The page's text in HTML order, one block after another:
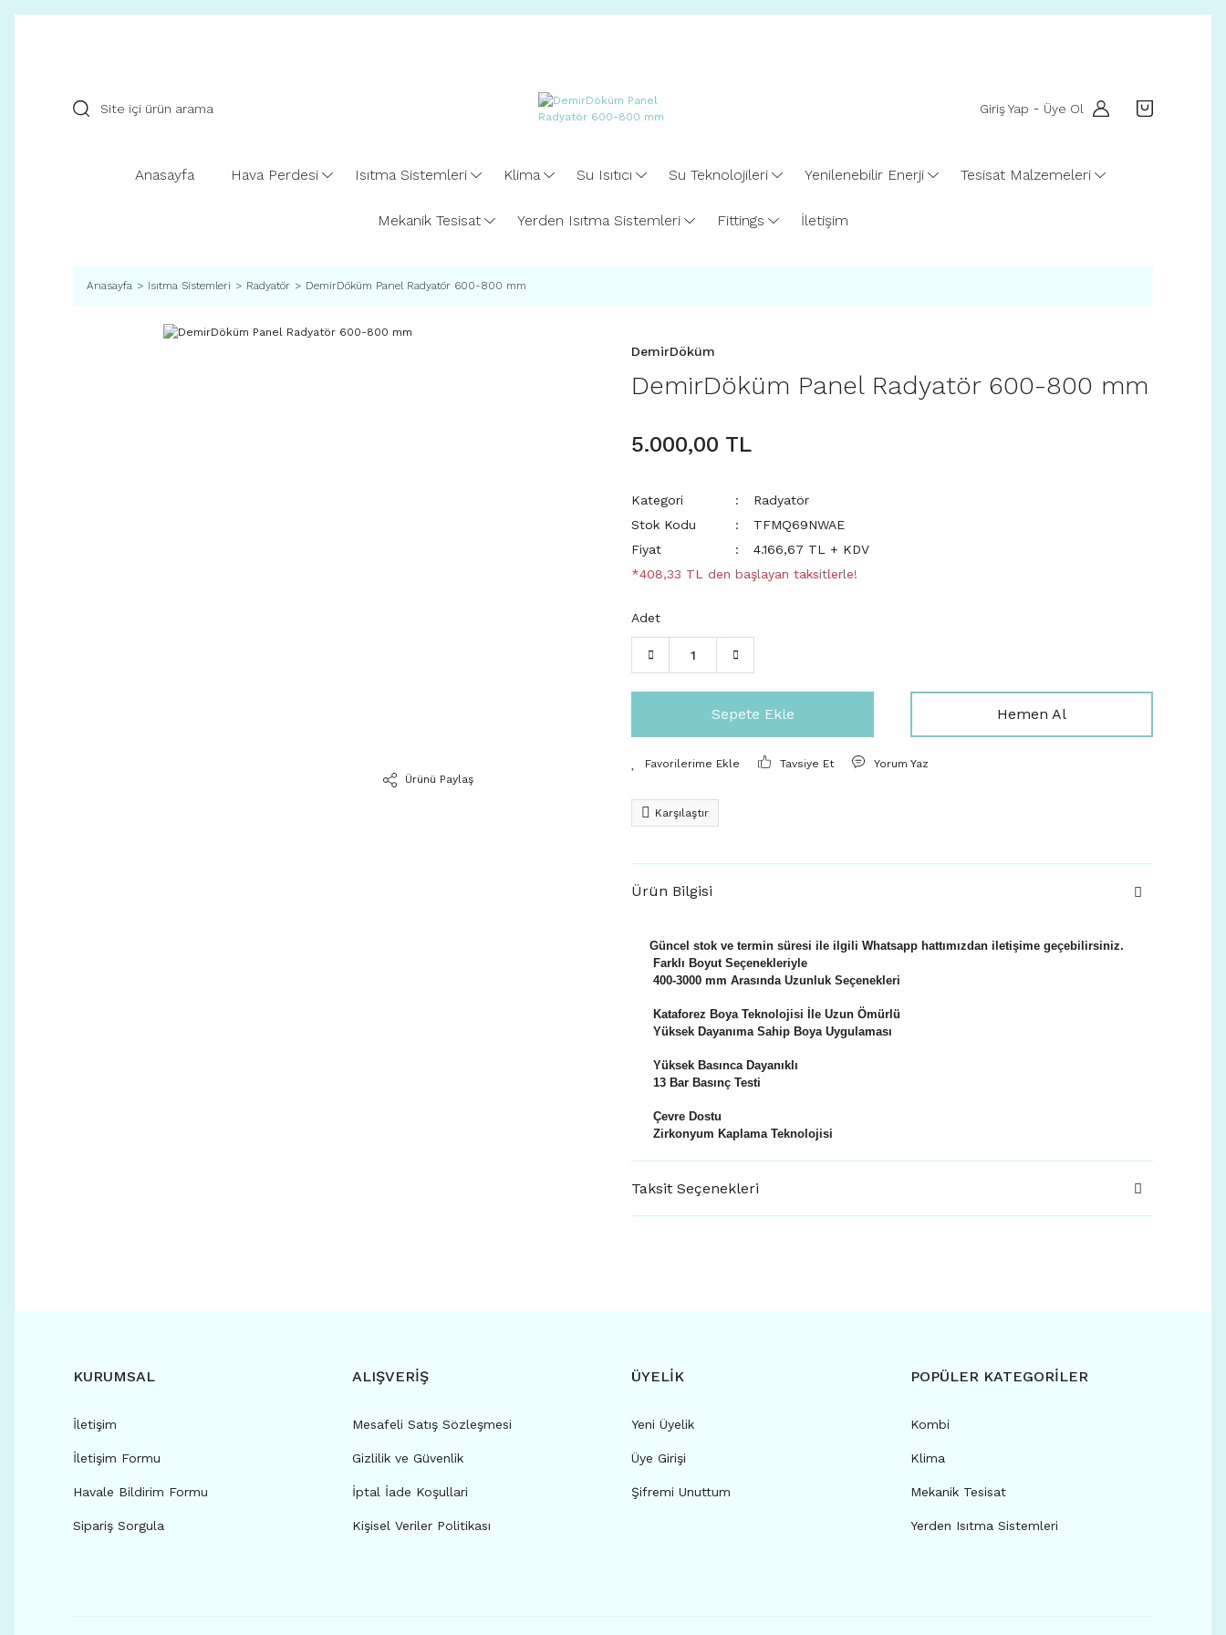
Giriş Yap - Üye Ol
Anasayfa Hava Perdesi Isıtma Sistemleri Klima Su Isıtıcı Su Teknolojileri Yenilenebilir Enerji Tesisat Malzemeleri
Mekanik Tesisat Yerden Isıtma Sistemleri Fittings İletişim
Anasayfa Isıtma Sistemleri Radyatör DemirDöküm Panel Radyatör 600-800 mm
Ürünü Paylaş
DemirDöküm
DemirDöküm Panel Radyatör 600-800 mm
5.000,00 TL
Kategori
Radyatör
Stok Kodu
TFMQ69NWAE
Fiyat
4.166,67 TL + KDV
*408,33 TL den başlayan taksitlerle!
Adet
Sepete Ekle Hemen Al
Tavsiye Et Yorum Yaz
Karşılaştır
Ürün Bilgisi
Güncel stok ve termin süresi ile ilgili Whatsapp hattımızdan iletişime geçebilirsiniz.
Farklı Boyut Seçenekleriyle
400-3000 mm Arasında Uzunluk Seçenekleri
Kataforez Boya Teknolojisi İle Uzun Ömürlü
Yüksek Dayanıma Sahip Boya Uygulaması
Yüksek Basınca Dayanıklı
13 Bar Basınç Testi
Çevre Dostu
Zirkonyum Kaplama Teknolojisi
Taksit Seçenekleri
KURUMSAL
İletişim
İletişim Formu
Havale Bildirim Formu
Sipariş Sorgula
ALIŞVERİŞ
Mesafeli Satış Sözleşmesi
Gizlilik ve Güvenlik
İptal İade Koşullari
Kişisel Veriler Politikası
ÜYELİK
Yeni Üyelik
Üye Girişi
Şifremi Unuttum
POPÜLER KATEGORİLER
Kombi
Klima
Mekanik Tesisat
Yerden Isıtma Sistemleri